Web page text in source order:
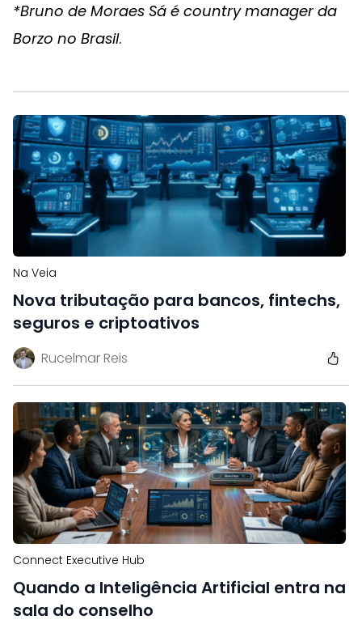
*Bruno de Moraes Sá é country manager da
Borzo no Brasil.
Na Veia
Nova tributação para bancos, fintechs,
seguros e criptoativos
Rucelmar Reis
Connect Executive Hub
Quando a Inteligência Artificial entra na
sala do conselho